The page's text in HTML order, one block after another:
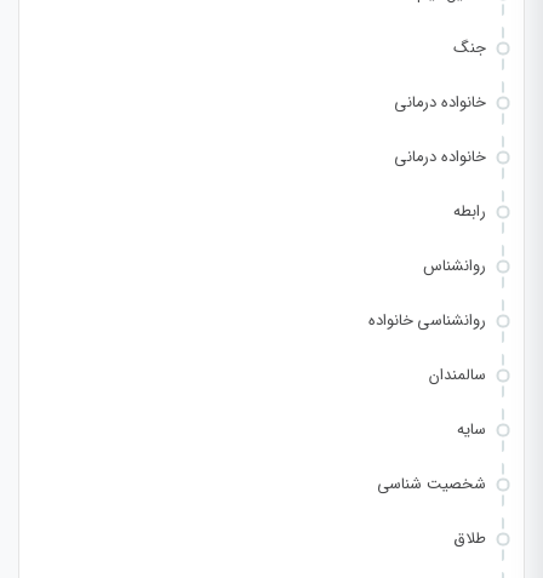
جنگ
خانواده درمانی
خانواده درمانی
رابطه
روانشناس
روانشناسی خانواده
سالمندان
سایه
شخصیت شناسی
طلاق